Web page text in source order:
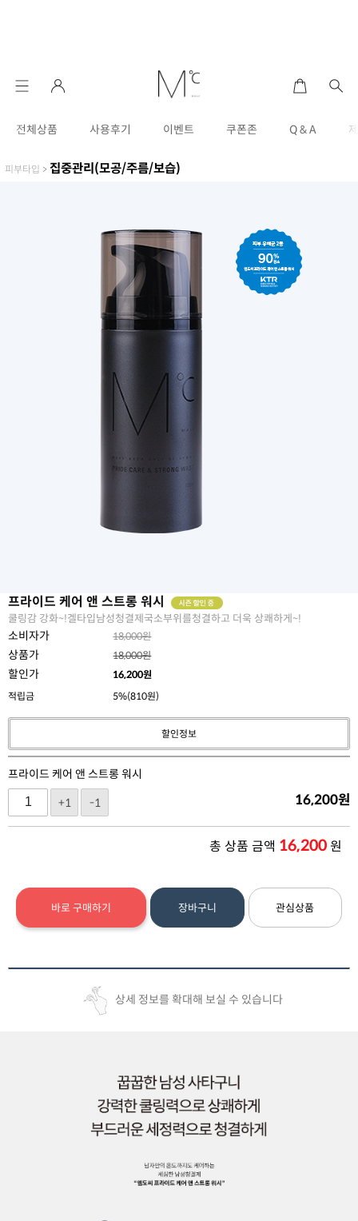
전체상품 사용후기 이벤트 쿠폰존 Q & A
피부타입 > 집중관리(모공/주름/보습)
프라이드 케어 앤 스트롱 워시
쿨링감 강화~!겔타입남성청결제국소부위를청결하고 더욱 상쾌하게~!
소비자가 18,000원
상품가 18,000원
할인가 16,200원
적립금
5%(810원)
할인정보
프라이드 케어 앤 스트롱 워시
+1
-1 16,200원
총 상품 금액 16,200원
바로 구매하기 장바구니 관심상품
상세 정보를 확대해 보실 수 있습니다